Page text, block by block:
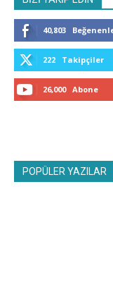
40,803
222 Takipçiler
26,000 Abone
POPÜLER YAZILAR